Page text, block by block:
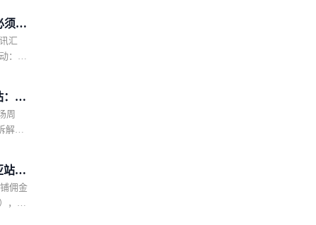
须双
卖
汇
：包
南自
认
略自
域监
：8
开
周
解专
薪日
上涨
，覆
站：
暴涨
品避
佣金
，涨